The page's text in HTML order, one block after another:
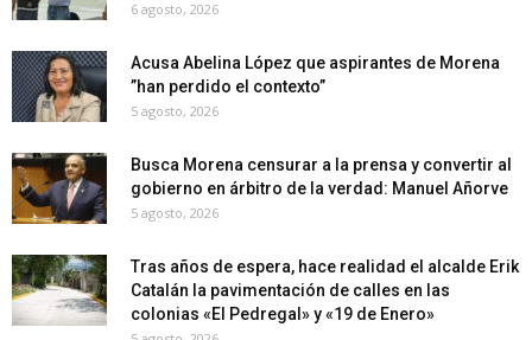
6 agosto, 2026
Acusa Abelina López que aspirantes de Morena
”han perdido el contexto”
5 agosto, 2026
Busca Morena censurar a la prensa y convertir al
gobierno en árbitro de la verdad: Manuel Añorve
5 agosto, 2026
Tras años de espera, hace realidad el alcalde Erik
Catalán la pavimentación de calles en las
colonias «El Pedregal» y «19 de Enero»